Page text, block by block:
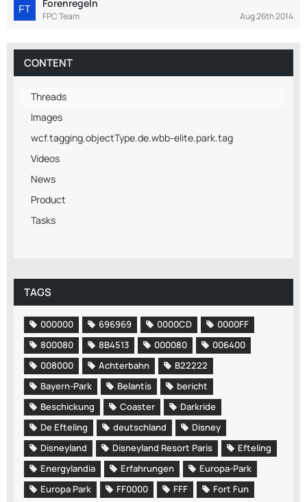
Forenregeln
FPC Team Aug 26th 2014
CONTENT
Threads
Images
wcf.tagging.objectType.de.wbb-elite.park.tag
Videos
News
Product
Tasks
TAGS
000000 696969 0000CD
0000FF
800080
8B4513 000080
006400
008000
Achterbahn
B22222
Bayern-Park
Belantis
bericht
Beschickung
Coaster
Darkride
De Efteling
deutschland
Disney
Disneyland
Disneyland Resort Paris
Efteling
Energylandia
Erfahrungen
Europa-Park
Europa Park
FF0000 FFF Fort Fun